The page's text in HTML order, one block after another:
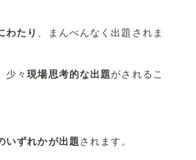
わたり
、まんべんなく出題されま
少々現場思考的な出題がされるこ
いずれかが出題されます。